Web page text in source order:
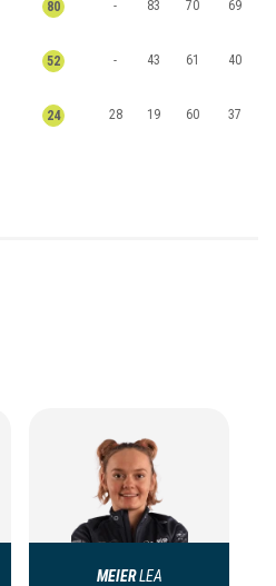
80 - 83 70 69
52 - 43 61 40
24 28 19 60 37
MEIERLEA